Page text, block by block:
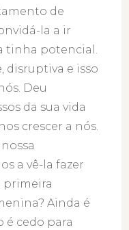
de
la a ir
tinha potencial.
disruptiva e isso
Deu
da sua vida
crescer a nós.
a vê-la fazer
primeira
Ainda é
é cedo para